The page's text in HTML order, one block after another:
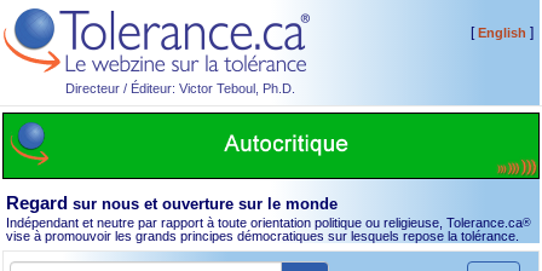
Directeur / Éditeur: Victor Teboul, Ph.D.
[English ]
Regard sur nous et ouverture sur le monde
Indépendant et neutre par rapport à toute orientation politique ou religieuse, Tolerance.ca®
vise à promouvoir les grands principes démocratiques sur lesquels repose la tolérance.